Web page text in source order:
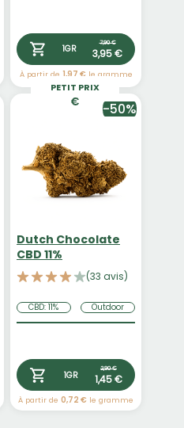
1GR
7,90 €
3,95 €
À partir de 1,97 € le gramme
PETIT PRIX
-50%
Dutch Chocolate
CBD 11%
(33 avis)
CBD: 11% Outdoor
1GR
2,90 €
1,45 €
À partir de 0,72 € le gramme